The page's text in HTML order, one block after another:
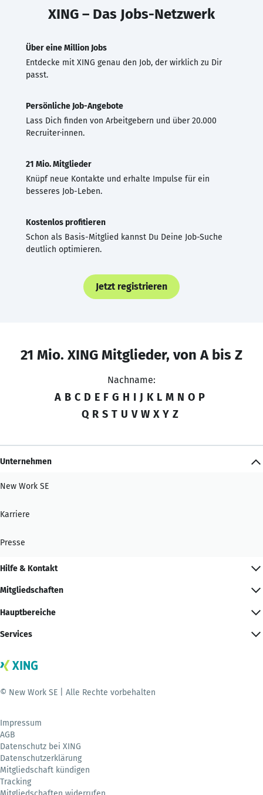
XING – Das Jobs-Netzwerk
Über eine Million Jobs
Entdecke mit XING genau den Job, der wirklich zu Dir
passt.
Persönliche Job-Angebote
Lass Dich finden von Arbeitgebern und über 20.000
Recruiter·innen.
21 Mio. Mitglieder
Knüpf neue Kontakte und erhalte Impulse für ein
besseres Job-Leben.
Kostenlos profitieren
Schon als Basis-Mitglied kannst Du Deine Job-Suche
deutlich optimieren.
Jetzt registrieren
21 Mio. XING Mitglieder, von A bis Z
Nachname:
A B C D E F G H I J K L M N O P
Q R S T U V W X Y Z
Unternehmen
New Work SE
Karriere
Presse
Hilfe & Kontakt
Mitgliedschaften
Hauptbereiche
Services
© New Work SE | Alle Rechte vorbehalten
Impressum
AGB
Datenschutz bei XING
Datenschutzerklärung
Mitgliedschaft kündigen
Tracking